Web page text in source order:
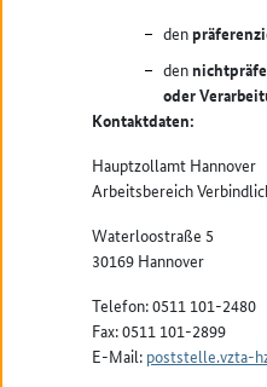
den
den
oder
Kontaktdaten:
Hauptzollamt Hannover
Arbeitsbereich
Waterloostraße 5
30169 Hannover
Telefon: 0511 101-2480
Fax: 0511 101-2899
E-Mail: poststelle.vzta-